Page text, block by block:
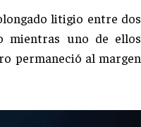
litigio entre dos
mientras uno de ellos
permaneció al margen